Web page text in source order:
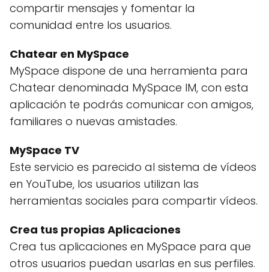
compartir mensajes y fomentar la
comunidad entre los usuarios.
Chatear en MySpace
MySpace dispone de una herramienta para
Chatear denominada MySpace IM, con esta
aplicación te podrás comunicar con amigos,
familiares o nuevas amistades.
MySpace TV
Este servicio es parecido al sistema de vídeos
en YouTube, los usuarios utilizan las
herramientas sociales para compartir vídeos.
Crea tus propias Aplicaciones
Crea tus aplicaciones en MySpace para que
otros usuarios puedan usarlas en sus perfiles.